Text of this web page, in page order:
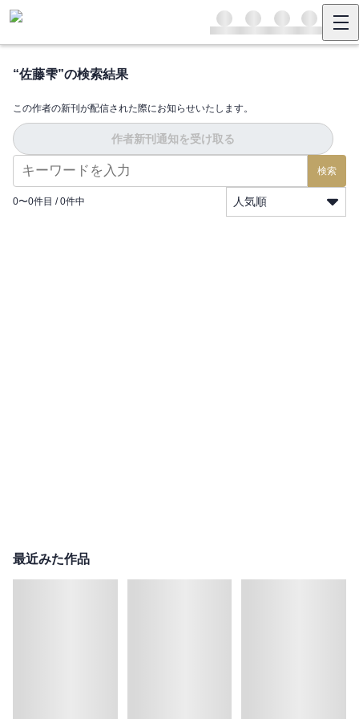
“佐藤雫”の検索結果
この作者の新刊が配信された際にお知らせいたします。
作者新刊通知を受け取る
検索
0〜0件目 / 0件中 人気順
最近みた作品